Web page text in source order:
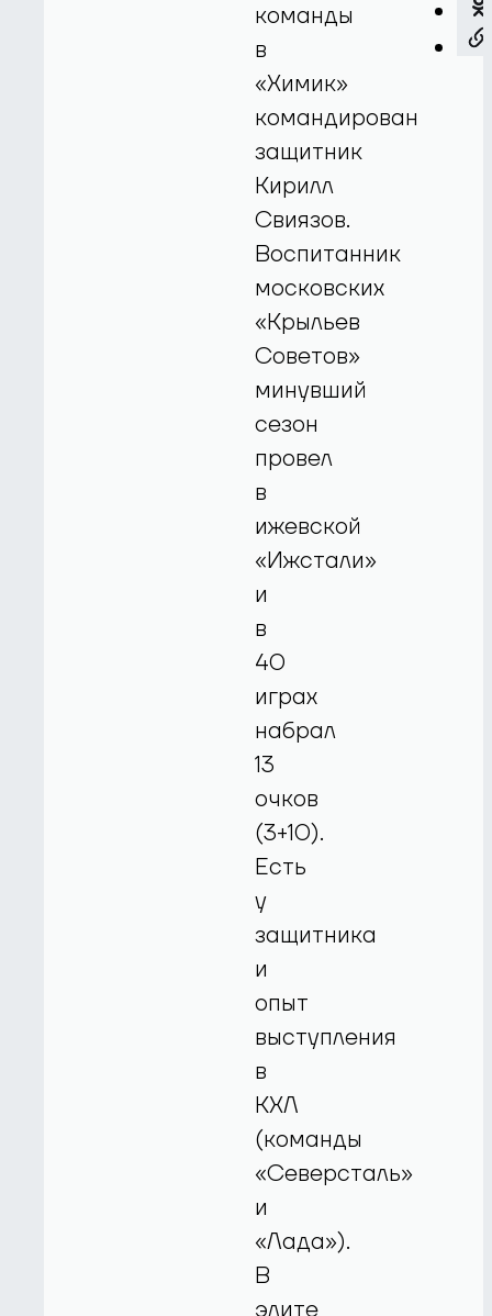
команды
в
«Химик»
командирован
защитник
Кирилл
Свиязов.
Воспитанник
московских
«Крыльев
Советов»
минувший
сезон
провел
в
ижевской
«Ижстали»
и
в
40
играх
набрал
13
очков
(3+10).
Есть
у
защитника
и
опыт
выступления
в
КХЛ
(команды
«Северсталь»
и
«Лада»).
В